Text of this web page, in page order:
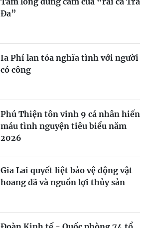
Đa”
Ia Phí lan tỏa nghĩa tình với người
có công
Phú Thiện tôn vinh 9 cá nhân hiến
máu tình nguyện tiêu biểu năm
2026
Gia Lai quyết liệt bảo vệ động vật
hoang dã và nguồn lợi thủy sản